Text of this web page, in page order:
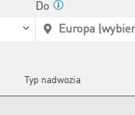
Do
Typ nadwozia